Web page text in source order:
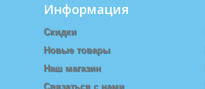
Информация
Скидки
Новые товары
Наш магазин
Связаться с нами